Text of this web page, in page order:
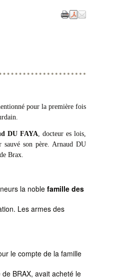
pour la première fois
DU FAYA, docteur es lois,
son père. Arnaud DU
Brax.
la noblefamille des
Les armes des
le compte de la famille
BRAX, avait acheté le